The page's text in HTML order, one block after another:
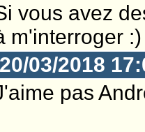
vous avez
m'interroger :)
20/03/2018
pas